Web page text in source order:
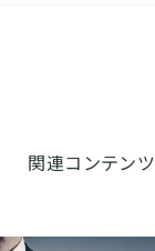
関連コンテンツ